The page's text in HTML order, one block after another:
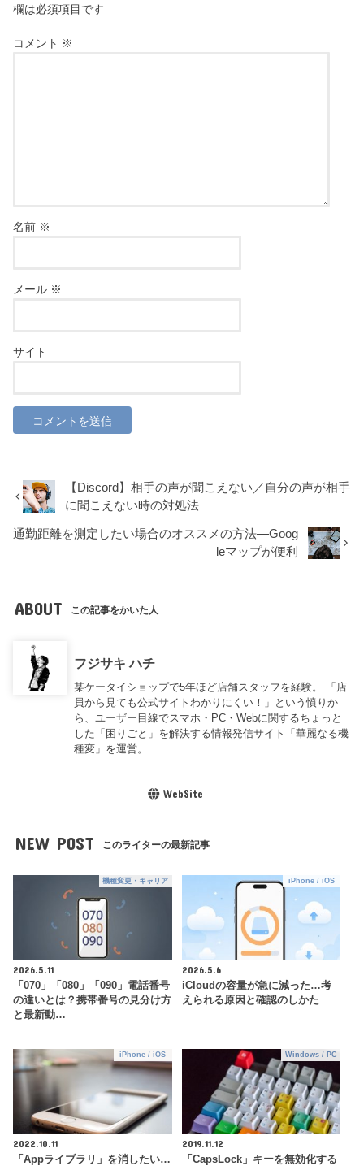
欄は必須項目です
コメント ※
名前 ※
メール ※
サイト
【Discord】相手の声が聞こえない／自分の声が相手
に聞こえない時の対処法
通勤距離を測定したい場合のオススメの方法―Goog
leマップが便利
ABOUT この記事をかいた人
フジサキ ハチ
某ケータイショップで5年ほど店舗スタッフを経験。 「店
員から見ても公式サイトわかりにくい！」という憤りか
ら、ユーザー目線でスマホ・PC・Webに関するちょっと
した「困りごと」を解決する情報発信サイト「華麗なる機
種変」を運営。
WebSite
NEW POST このライターの最新記事
機種変更・キャリア
2026.5.11
「070」「080」「090」電話番号
の違いとは？携帯番号の見分け方
と最新動…
iPhone / iOS
2026.5.6
iCloudの容量が急に減った…考
えられる原因と確認のしかた
iPhone / iOS
2022.10.11
「Appライブラリ」を消したい…
Windows / PC
2019.11.12
「CapsLock」キーを無効化する